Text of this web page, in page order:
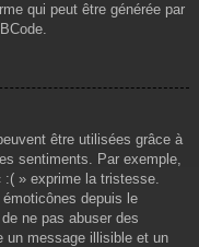
qui peut être générée par
être utilisées grâce à
sentiments. Par exemple,
» exprime la tristesse.
depuis le
ne pas abuser des
un message illisible et un